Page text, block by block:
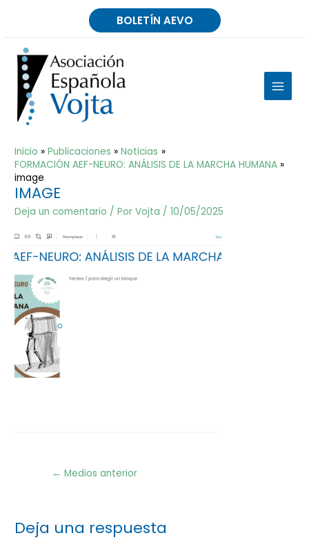
BOLETÍN AEVO
MAIN
Inicio Publicaciones
Noticias
FORMACIÓN AEF-NEURO: ANÁLISIS DE LA MARCHA HUMANA
image
IMAGE
Deja un comentario / PorVojta /10/05/2025
Navegación
← Medios anterior
Deja una respuesta